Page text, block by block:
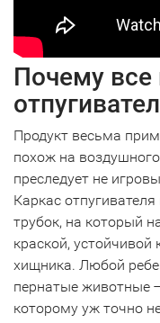
Почему все
Продукт весьма
похож на
преследует не
Каркас
трубок, на который
краской, устойчивой
хищника. Любой
пернатые животные
которому уж точно